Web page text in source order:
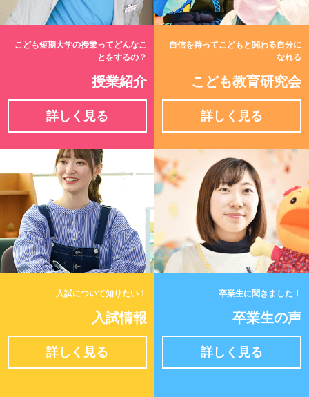
こども短期大学の授業ってどんなこ
とをするの？
授業紹介
詳しく見る
自信を持ってこどもと関わる自分に
なれる
こども教育研究会
詳しく見る
入試について知りたい！
入試情報
詳しく見る
卒業生に聞きました！
卒業生の声
詳しく見る